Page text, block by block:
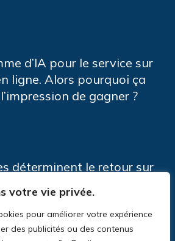
votre vie privée.
pour améliorer votre expérience
des publicités ou des contenus
d’IA pour le service sur
ligne. Alors pourquoi ça
de gagner ?
déterminent le retour sur